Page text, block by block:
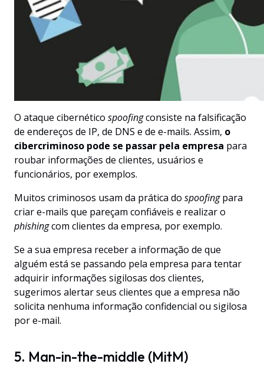
O ataque cibernético spoofingconsiste na falsificação
de endereços de IP, de DNS e de e-mails. Assim, o
cibercriminoso pode se passar pela empresa para
roubar informações de clientes, usuários e
funcionários, por exemplos.
Muitos criminosos usam da prática do spoofingpara
criar e-mails que pareçam confiáveis e realizar o
phishingcom clientes da empresa, por exemplo.
Se a sua empresa receber a informação de que
alguém está se passando pela empresa para tentar
adquirir informações sigilosas dos clientes,
sugerimos alertar seus clientes que a empresa não
solicita nenhuma informação confidencial ou sigilosa
por e-mail.
5. Man-in-the-middle (MitM)